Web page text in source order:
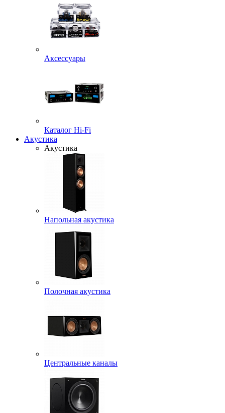
Аксессуары
Каталог Hi-Fi
Акустика
Акустика
Напольная акустика
Полочная акустика
Центральные каналы